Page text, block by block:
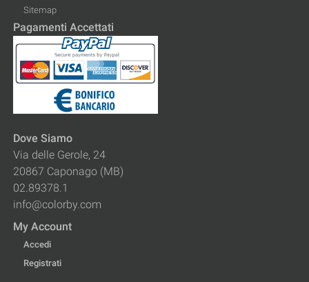
Sitemap
Pagamenti Accettati
Dove Siamo
Via delle Gerole, 24
20867 Caponago (MB)
02.89378.1
info@colorby.com
My Account
Accedi
Registrati